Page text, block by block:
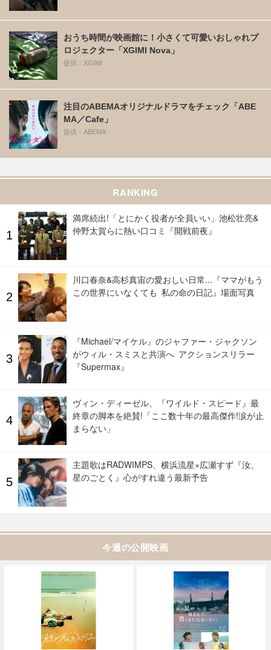
おうち時間が映画館に！小さくて可愛いおしゃれプ
ロジェクター「XGIMI Nova」
提供：XGIMI
注目のABEMAオリジナルドラマをチェック「ABE
MA／Cafe」
提供：ABEMA
RANKING
満席続出!「とにかく役者が全員いい」池松壮亮&
仲野太賀らに熱い口コミ『開戦前夜』
川口春奈&高杉真宙の愛おしい日常...『ママがもう
この世界にいなくても 私の命の日記』場面写真
『Michael/マイケル』のジャファー・ジャクソン
がウィル・スミスと共演へ アクションスリラー
『Supermax』
ヴィン・ディーゼル、『ワイルド・スピード』最
終章の脚本を絶賛!「ここ数十年の最高傑作!涙が止
まらない」
主題歌はRADWIMPS、横浜流星×広瀬すず『汝、
星のごとく』心がすれ違う最新予告
今週の公開映画